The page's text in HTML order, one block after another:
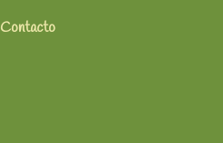
Contacto